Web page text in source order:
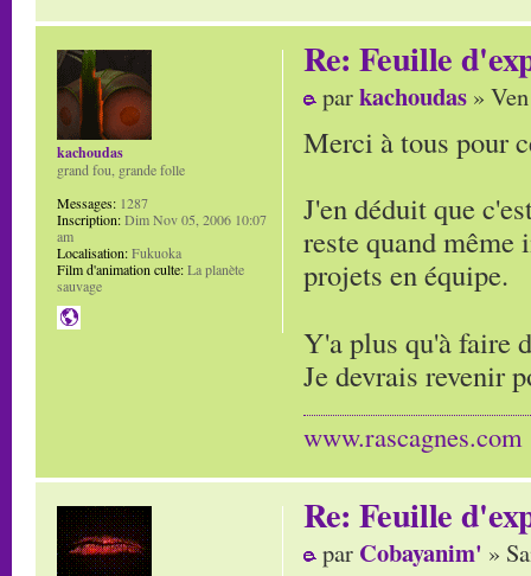
Re: Feuille
parkachoudas »
Merci à tous pour
J'en déduit que
reste quand même
projets en équipe.
Y'a plus qu'à faire
Je devrais revenir
www.rascagnes.com
kachoudas
grand fou, grande folle
Messages: 1287
Inscription:Dim Nov 05, 2006 10:07
am
Localisation:Fukuoka
Film d'animation culte:La planète
sauvage
Re: Feuille
par Cobayanim' »